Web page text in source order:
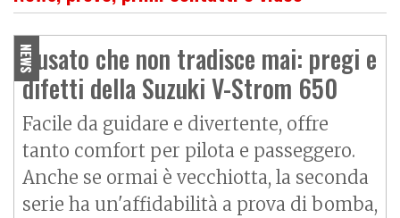
NEWS
L'usato che non tradisce mai: pregi e
difetti della Suzuki V-Strom 650
Facile da guidare e divertente, offre
tanto comfort per pilota e passeggero.
Anche se ormai è vecchiotta, la seconda
serie ha un'affidabilità a prova di bomba,